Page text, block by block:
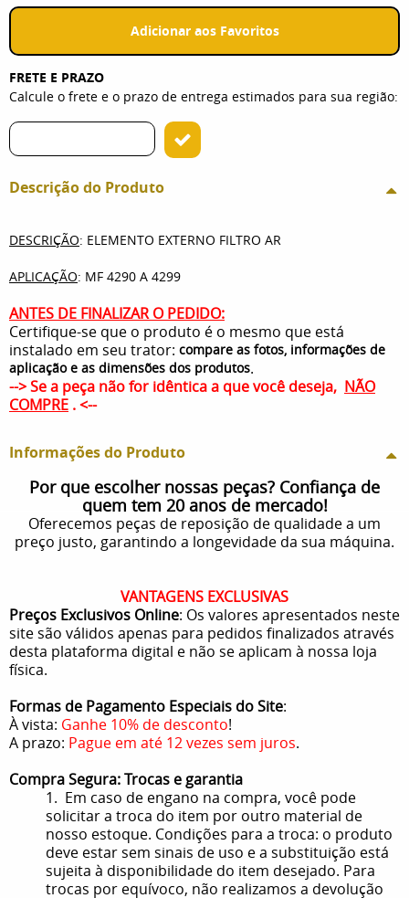
Adicionar aos Favoritos
FRETE E PRAZO
Calcule o frete e o prazo de entrega estimados para sua região:
Descrição do Produto
DESCRIÇÃO: ELEMENTO EXTERNO FILTRO AR
APLICAÇÃO: MF 4290 A 4299
ANTES DE FINALIZAR O PEDIDO:
Certifique-se que o produto é o mesmo que está
instalado em seu trator: compare as fotos, informações de
aplicação e as dimensões dos produtos.
--> Se a peça não for idêntica a que você deseja, NÃO
COMPRE . <--
Informações do Produto
Por que escolher nossas peças? Confiança de
quem tem 20 anos de mercado!
Oferecemos peças de reposição de qualidade a um
preço justo, garantindo a longevidade da sua máquina.
VANTAGENS EXCLUSIVAS
Preços Exclusivos Online: Os valores apresentados neste
site são válidos apenas para pedidos finalizados através
desta plataforma digital e não se aplicam à nossa loja
física.
Formas de Pagamento Especiais do Site:
À vista: Ganhe 10% de desconto!
A prazo: Pague em até 12 vezes sem juros.
Compra Segura: Trocas e garantia
1. Em caso de engano na compra, você pode
solicitar a troca do item por outro material de
nosso estoque. Condições para a troca: o produto
deve estar sem sinais de uso e a substituição está
sujeita à disponibilidade do item desejado. Para
trocas por equívoco, não realizamos a devolução